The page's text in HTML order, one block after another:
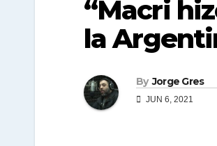
“Macri
la
By Jorge Gres
JUN 6, 2021